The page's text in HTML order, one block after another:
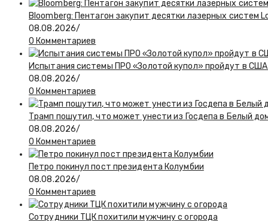
Bloomberg: Пентагон закупит десятки лазерных систем
08.08.2026/
0 Комментариев
Испытания системы ПРО «Золотой купол» пройдут в
08.08.2026/
0 Комментариев
Трамп пошутил, что может унести из Госдепа в Белый
08.08.2026/
0 Комментариев
Петро покинул пост президента Колумбии
08.08.2026/
0 Комментариев
Сотрудники ТЦК похитили мужчину с огорода